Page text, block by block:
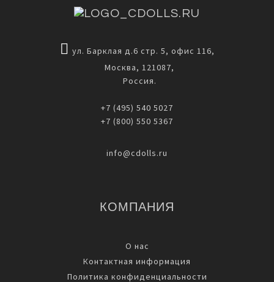
ул. Барклая д.6 стр. 5, офис 116,
Москва, 121087,
Россия.
+7 (495) 540 5027
+7 (800) 550 5367
info@cdolls.ru
КОМПАНИЯ
О нас
Контактная информация
Политика конфиденциальности